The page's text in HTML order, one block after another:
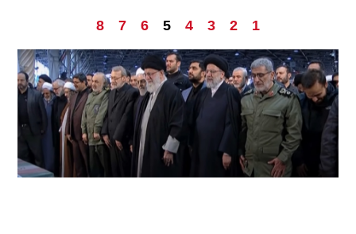
1
2
3
4
5
6
7
8